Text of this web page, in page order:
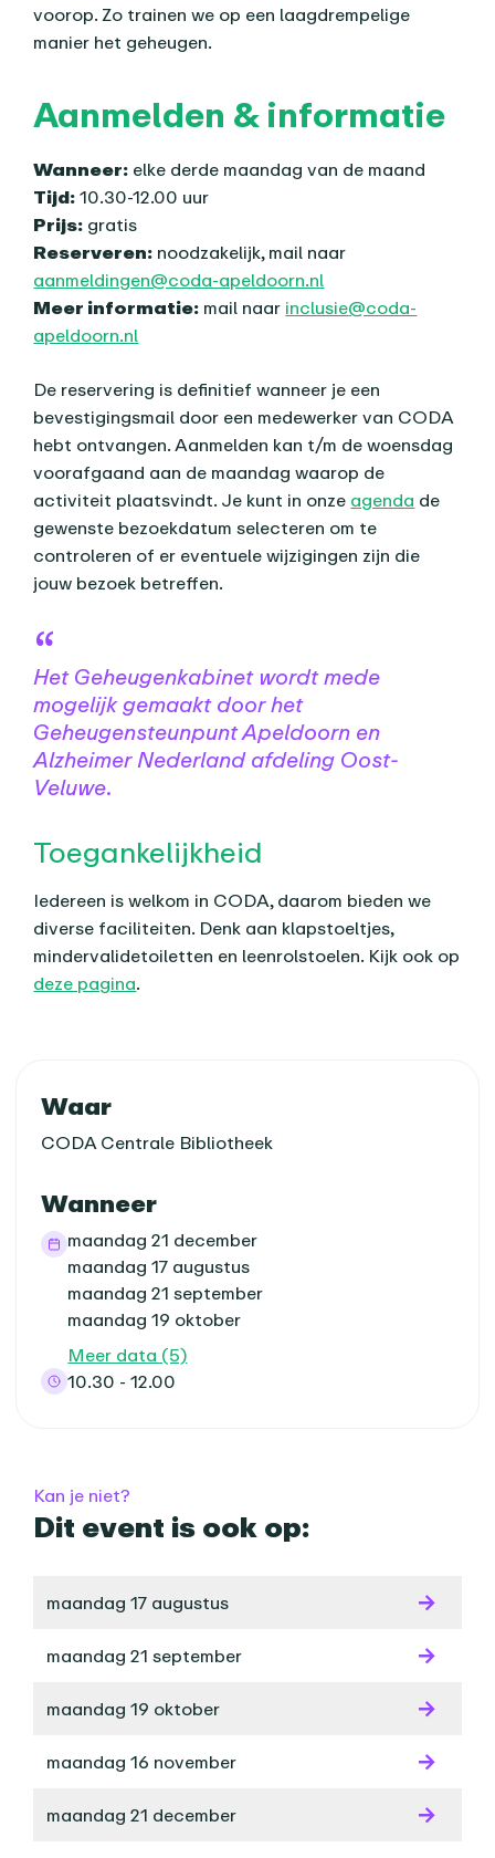
voorop. Zo trainen we op een laagdrempelige
manier het geheugen.
Aanmelden & informatie
Wanneer: elke derde maandag van de maand
Tijd: 10.30-12.00 uur
Prijs: gratis
Reserveren: noodzakelijk, mail naar
aanmeldingen@coda-apeldoorn.nl
Meer informatie: mail naar inclusie@coda-
apeldoorn.nl
De reservering is definitief wanneer je een
bevestigingsmail door een medewerker van CODA
hebt ontvangen. Aanmelden kan t/m de woensdag
voorafgaand aan de maandag waarop de
activiteit plaatsvindt. Je kunt in onze agenda de
gewenste bezoekdatum selecteren om te
controleren of er eventuele wijzigingen zijn die
jouw bezoek betreffen.
Het Geheugenkabinet wordt mede
mogelijk gemaakt door het
Geheugensteunpunt Apeldoorn en
Alzheimer Nederland afdeling Oost-
Veluwe.
Toegankelijkheid
Iedereen is welkom in CODA, daarom bieden we
diverse faciliteiten. Denk aan klapstoeltjes,
mindervalidetoiletten en leenrolstoelen. Kijk ook op
deze pagina.
Praktische informatie
Waar
CODA Centrale Bibliotheek
Wanneer
maandag 21 december
maandag 17 augustus
maandag 21 september
maandag 19 oktober
Meer data (5)
10.30 - 12.00
Kan je niet?
Dit event is ook op:
maandag 17 augustus
maandag 21 september
maandag 19 oktober
maandag 16 november
maandag 21 december